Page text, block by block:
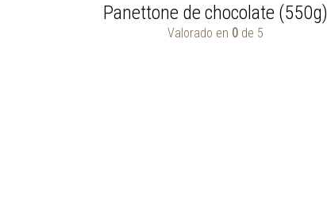
Panettone de chocolate (550g)
Valorado en 0de 5